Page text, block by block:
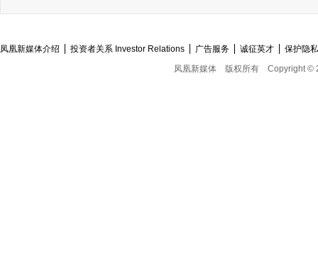
凤凰新媒体介绍 投资者关系 Investor Relations 广告服务 诚征英才
保护隐
凤凰新媒体
版权所有 Copyright ©